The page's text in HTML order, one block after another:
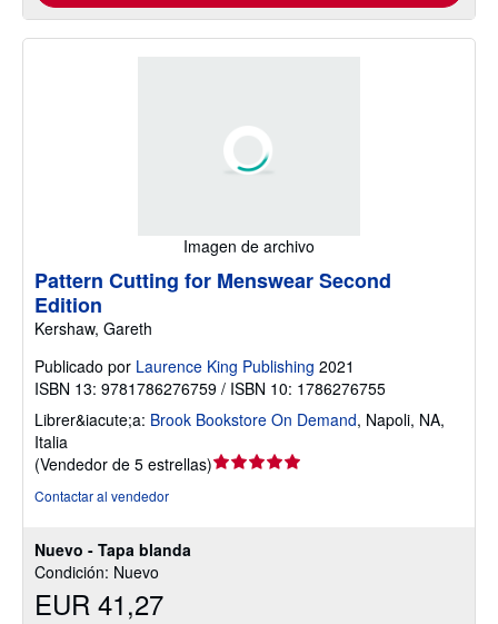
Imagen de archivo
Nuevo - Tapa blanda
Condición: Nuevo
EUR 41,27
Pattern Cutting for Menswear Second
Edition
Kershaw, Gareth
Publicado por Laurence King Publishing 2021
ISBN 13: 9781786276759 / ISBN 10: 1786276755
Librer&iacute;a: Brook Bookstore On Demand, Napoli, NA,
Italia
(Vendedor de 5 estrellas)Calificación
Contactar al vendedor